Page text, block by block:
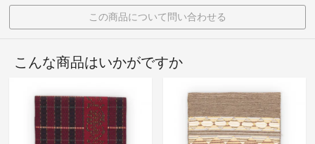
この商品について問い合わせる
こんな商品はいかがですか